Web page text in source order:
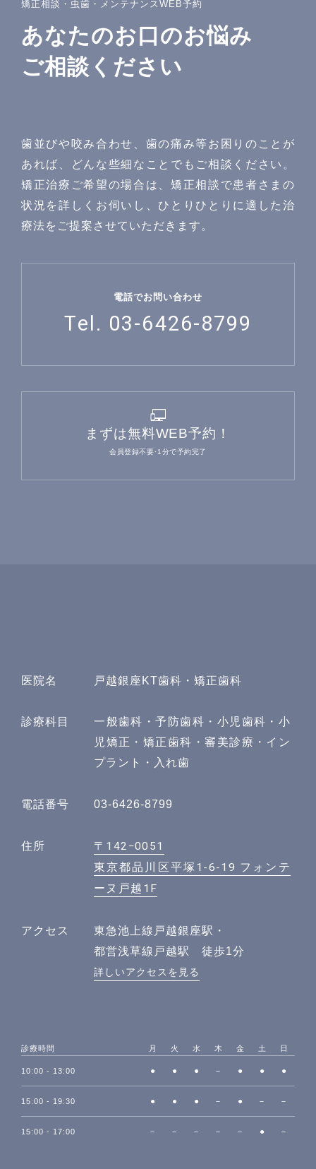
〒142−0051 東京都品川区平塚1-6-19 フォンテーヌ戸
越1F
詳しいアクセスを見る
矯正相談・虫歯・メンテナンスWEB予約
あなたのお口のお悩み
ご相談ください
歯並びや咬み合わせ、歯の痛み等お困りのことが
あれば、どんな些細なことでもご相談ください。
矯正治療ご希望の場合は、矯正相談で患者さまの
状況を詳しくお伺いし、ひとりひとりに適した治
療法をご提案させていただきます。
電話でお問い合わせ
Tel. 03-6426-8799
まずは無料WEB予約！
会員登録不要･1分で予約完了
医院名 戸越銀座KT歯科・矯正歯科
診療科目
一般歯科・予防歯科・小児歯科・小
児矯正・矯正歯科・審美診療・イン
プラント・入れ歯
電話番号 03-6426-8799
住所
〒142−0051
東京都品川区平塚1-6-19 フォンテ
ーヌ戸越1F
アクセス
東急池上線戸越銀座駅・
都営浅草線戸越駅 徒歩1分
詳しいアクセスを見る
診療時間 月 火 水 木 金 土 日
10:00 - 13:00 ● ● ● － ● ● ●
15:00 - 19:30 ● ● ● － ● － －
15:00 - 17:00 － － － － － ● －